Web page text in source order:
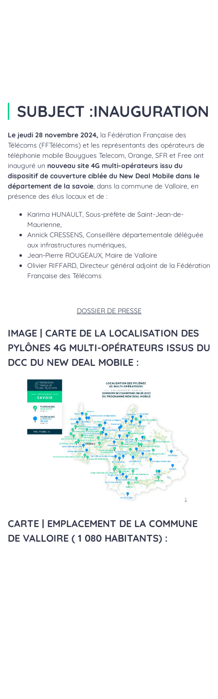
SUBJECT :INAUGURATION
Le jeudi 28 novembre 2024, la Fédération Française des
Télécoms (FFTélécoms) et les représentants des opérateurs de
téléphonie mobile Bouygues Telecom, Orange, SFR et Free ont
inauguré un nouveau site 4G multi-opérateurs issu du
dispositif de couverture ciblée du New Deal Mobile dans le
département de la savoie, dans la commune de Valloire, en
présence des élus locaux et de :
Karima HUNAULT, Sous-préfète de Saint-Jean-de-
Maurienne,
Annick CRESSENS, Conseillère départementale déléguée
aux infrastructures numériques,
Jean-Pierre ROUGEAUX, Maire de Valloire
Olivier RIFFARD, Directeur général adjoint de la Fédération
Française des Télécoms
DOSSIER DE PRESSE
IMAGE | CARTE DE LA LOCALISATION DES
PYLÔNES 4G MULTI-OPÉRATEURS ISSUS DU
DCC DU NEW DEAL MOBILE :
CARTE | EMPLACEMENT DE LA COMMUNE
DE VALLOIRE ( 1 080 HABITANTS) :